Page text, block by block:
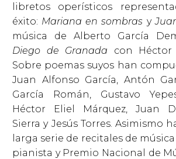
libretos operísticos
éxito: Mariana en sombras y
música de Alberto García
Diego de Granada con Héctor
Sobre poemas suyos han
Juan Alfonso García, Antón
García Román, Gustavo
Héctor Eliel Márquez, Juan
Sierra y Jesús Torres. Asimismo
larga serie de recitales de
pianista y Premio Nacional de